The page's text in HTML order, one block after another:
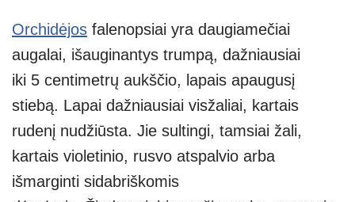
Orchidėjos falenopsiai yra daugiamečiai
augalai, išauginantys trumpą, dažniausiai
iki 5 centimetrų aukščio, lapais apaugusį
stiebą. Lapai dažniausiai visžaliai, kartais
rudenį nudžiūsta. Jie sultingi, tamsiai žali,
kartais violetinio, rusvo atspalvio arba
išmarginti sidabriškomis